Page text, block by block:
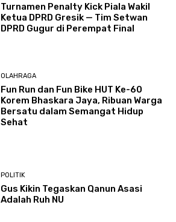
Turnamen Penalty Kick Piala Wakil
Ketua DPRD Gresik — Tim Setwan
DPRD Gugur di Perempat Final
OLAHRAGA
Fun Run dan Fun Bike HUT Ke-60
Korem Bhaskara Jaya, Ribuan Warga
Bersatu dalam Semangat Hidup
Sehat
POLITIK
Gus Kikin Tegaskan Qanun Asasi
Adalah Ruh NU